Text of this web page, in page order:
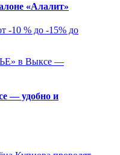
«Алалит»
-10 % до -15% до
— удобно и